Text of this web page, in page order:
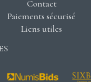
Contact
Paiements sécurisé
Liens utiles